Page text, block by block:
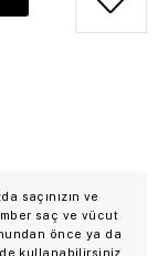
saçınızın ve
saç ve vücut
önce ya da
kullanabilirsiniz.